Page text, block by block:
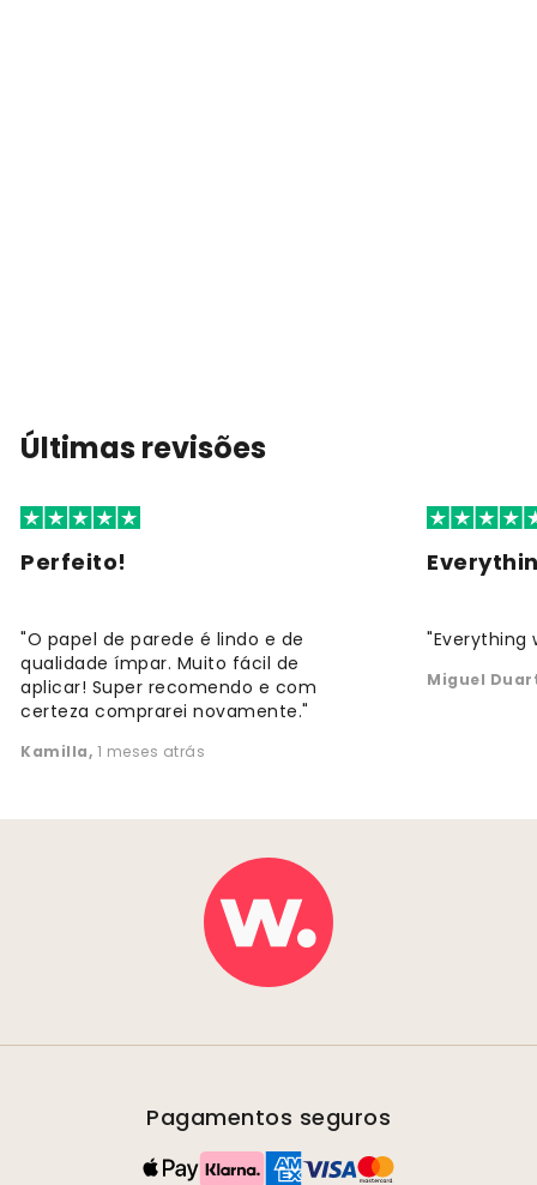
Últimas revisões
Perfeito!
"O papel de parede é lindo e de
qualidade ímpar. Muito fácil de
aplicar! Super recomendo e com
certeza comprarei novamente."
Kamilla, 1 meses atrás
"Everything
Miguel
Pagamentos seguros